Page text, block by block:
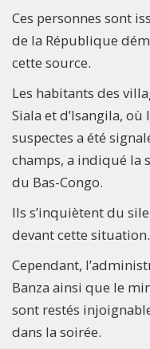
Ces personnes sont
de la République
cette source.
Les habitants des
Siala et d’Isangila, où
suspectes a été
champs, a indiqué la
du Bas-Congo.
Ils s’inquiètent du
devant cette situation.
Cependant,
Banza ainsi que le
sont restés
dans la soirée.